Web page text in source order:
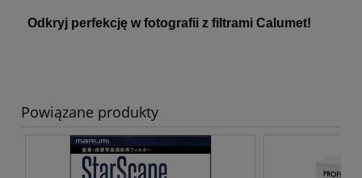
Odkryj perfekcję w fotografii z filtrami Calumet!
Powiązane produkty